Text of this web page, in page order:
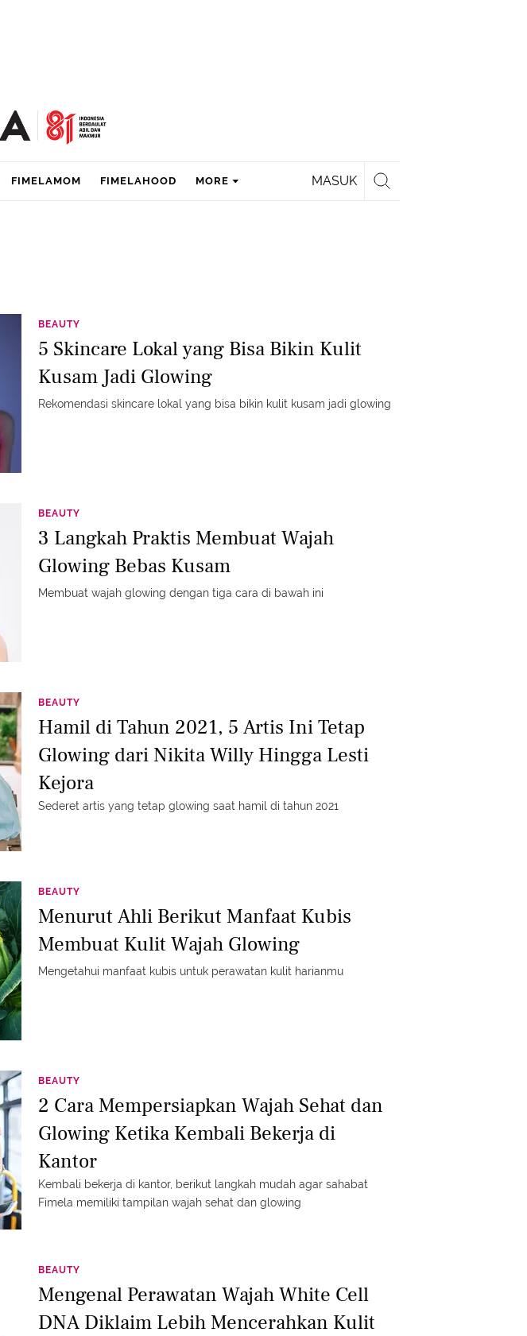
MASUK
FIMELAMOM FIMELAHOOD MORE
BEAUTY
5 Skincare Lokal yang Bisa Bikin Kulit
Kusam Jadi Glowing
Rekomendasi skincare lokal yang bisa bikin kulit kusam jadi glowing
BEAUTY
3 Langkah Praktis Membuat Wajah
Glowing Bebas Kusam
Membuat wajah glowing dengan tiga cara di bawah ini
BEAUTY
Hamil di Tahun 2021, 5 Artis Ini Tetap
Glowing dari Nikita Willy Hingga Lesti
Kejora
Sederet artis yang tetap glowing saat hamil di tahun 2021
BEAUTY
Menurut Ahli Berikut Manfaat Kubis
Membuat Kulit Wajah Glowing
Mengetahui manfaat kubis untuk perawatan kulit harianmu
BEAUTY
2 Cara Mempersiapkan Wajah Sehat dan
Glowing Ketika Kembali Bekerja di
Kantor
Kembali bekerja di kantor, berikut langkah mudah agar sahabat
Fimela memiliki tampilan wajah sehat dan glowing
BEAUTY
Mengenal Perawatan Wajah White Cell
DNA Diklaim Lebih Mencerahkan Kulit